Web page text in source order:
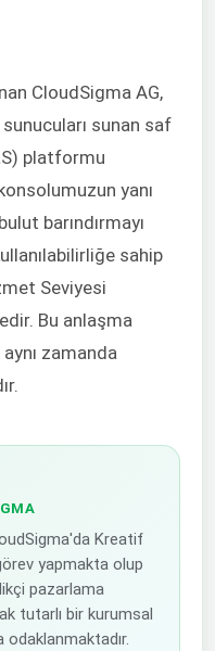
CloudSigma AG,
sunan saf
platformu
yanı
barındırmayı
sahip
Seviyesi
Bu anlaşma
zamanda
Kreatif
yapmakta olup
pazarlama
tutarlı bir kurumsal